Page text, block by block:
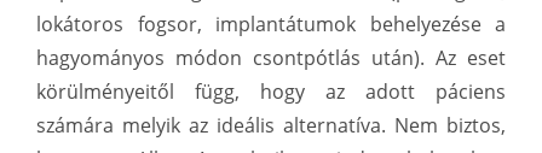
lokátoros fogsor, implantátumok behelyezése a
hagyományos módon csontpótlás után). Az eset
körülményeitől függ, hogy az adott páciens
számára melyik az ideális alternatíva. Nem biztos,